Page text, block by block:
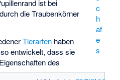
c
h
af
e
s
ist bei
dieTraubenkörner
Tierarten haben
so entwickelt, dass sie
Eigenschaften des